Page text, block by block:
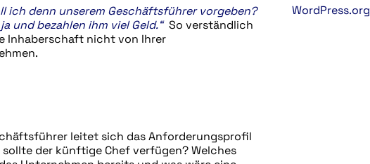
ich denn unserem Geschäftsführer vorgeben?
und bezahlen ihm viel Geld.“So verständlich
Inhaberschaft nicht von Ihrer
leitet sich das Anforderungsprofil
der künftige Chef verfügen? Welches
WordPress.org